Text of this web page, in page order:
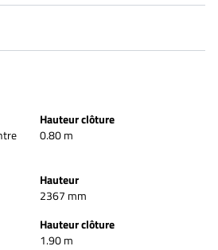
Hauteur clôture
0.80 m
Hauteur
2367 mm
Hauteur clôture
1.90 m